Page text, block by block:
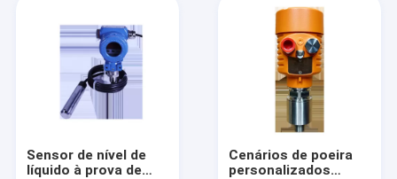
Sensor de nível de
líquido à prova de
Cenários de poeira
personalizados